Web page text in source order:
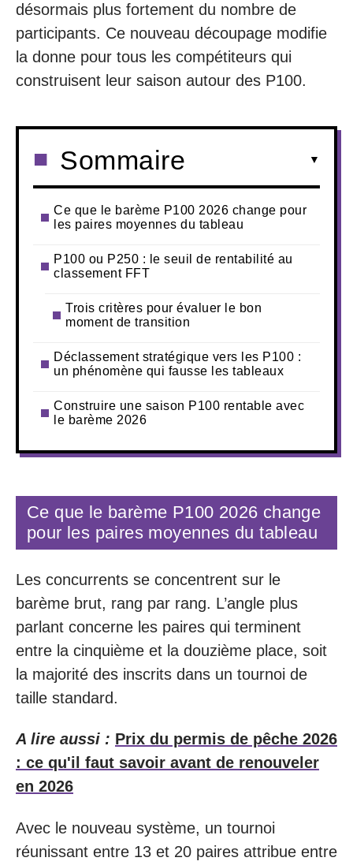
désormais plus fortement du nombre de
participants. Ce nouveau découpage modifie
la donne pour tous les compétiteurs qui
construisent leur saison autour des P100.
Sommaire
Ce que le barème P100 2026 change pour
les paires moyennes du tableau
P100 ou P250 : le seuil de rentabilité au
classement FFT
Trois critères pour évaluer le bon
moment de transition
Déclassement stratégique vers les P100 :
un phénomène qui fausse les tableaux
Construire une saison P100 rentable avec
le barème 2026
Ce que le barème P100 2026 change
pour les paires moyennes du tableau
Les concurrents se concentrent sur le
barème brut, rang par rang. L’angle plus
parlant concerne les paires qui terminent
entre la cinquième et la douzième place, soit
la majorité des inscrits dans un tournoi de
taille standard.
A lire aussi : Prix du permis de pêche 2026
: ce qu'il faut savoir avant de renouveler
en 2026
Avec le nouveau système, un tournoi
réunissant entre 13 et 20 paires attribue entre